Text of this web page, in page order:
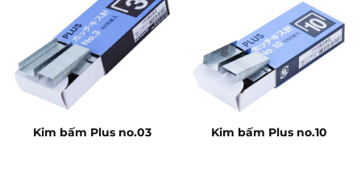
Kim bấm Plus no.03 Kim bấm Plus no.10